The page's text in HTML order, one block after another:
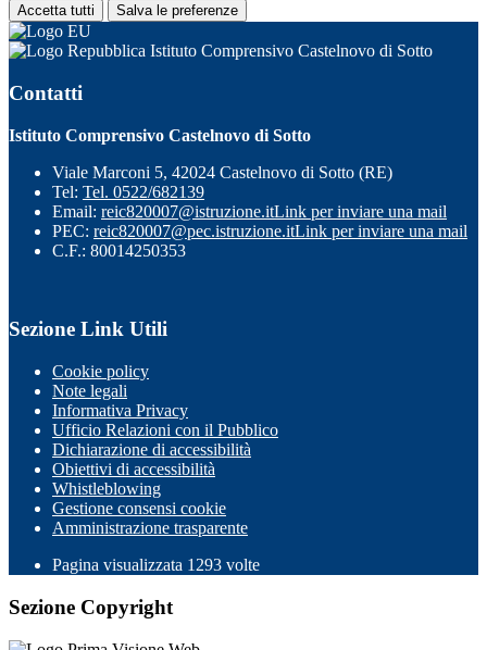
Accetta tutti Salva le preferenze
Istituto Comprensivo Castelnovo di Sotto
Contatti
Istituto Comprensivo Castelnovo di Sotto
Viale Marconi 5, 42024 Castelnovo di Sotto (RE)
Tel: Tel. 0522/682139
Email: reic820007@istruzione.itLink per inviare una mail
PEC: reic820007@pec.istruzione.itLink per inviare una mail
C.F.: 80014250353
Sezione Link Utili
Cookie policy
Note legali
Informativa Privacy
Ufficio Relazioni con il Pubblico
Dichiarazione di accessibilità
Obiettivi di accessibilità
Whistleblowing
Gestione consensi cookie
Amministrazione trasparente
Pagina visualizzata 1293 volte
Sezione Copyright